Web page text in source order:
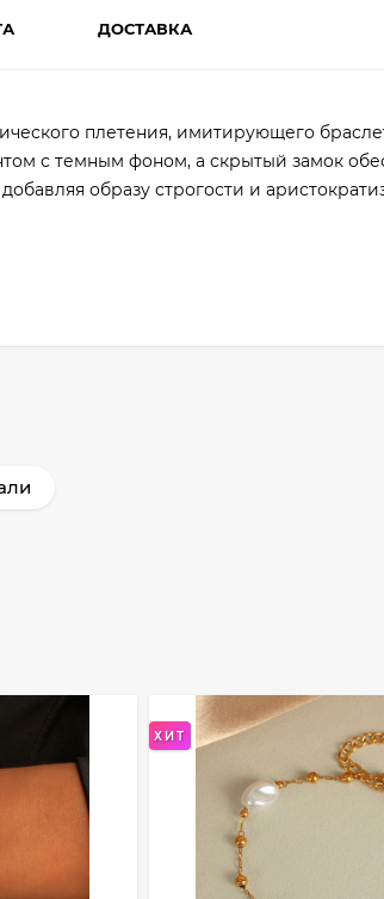
ДОСТАВКА
плетения, имитирующего
с темным фоном, а скрытый замок
образу строгости и
ХИТ